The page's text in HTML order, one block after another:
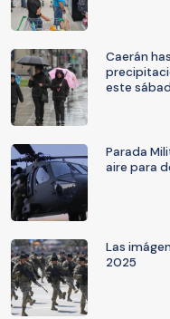
Caerán
este
Parada
aire para
Las
2025